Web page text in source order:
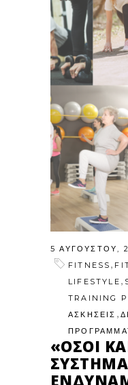
5 ΑΥΓΟΎΣΤΟΥ,
FITNESS ,
LIFESTYLE ,
TRAINING
ΑΣΚΗΣΕΙΣ ,
«ΌΣΟΙ